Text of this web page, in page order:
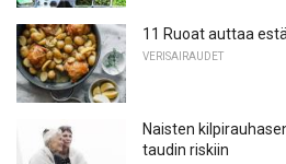
11 Ruoat auttaa
VERISAIRAUDET
Naisten
taudin riskiin